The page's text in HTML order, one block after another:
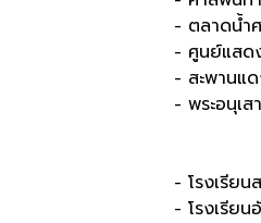
- ตลาดน้ำ
- ศูนย์แสด
- สะพานแ
- พระอนุเ
- โรงเรีย
- โรงเรีย